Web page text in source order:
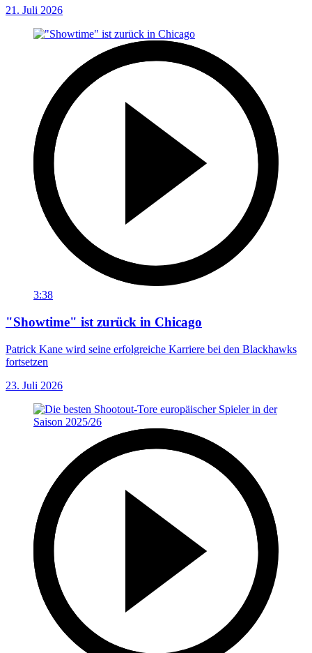
21. Juli 2026
3:38
"Showtime" ist zurück in Chicago
Patrick Kane wird seine erfolgreiche Karriere bei den Blackhawks
fortsetzen
23. Juli 2026